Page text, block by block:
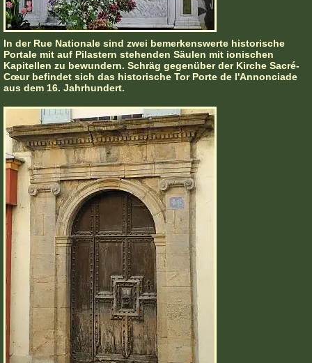
In der Rue Nationale sind zwei bemerkenswerte historische
Portale mit auf Pilastern stehenden Säulen mit ionischen
Kapitellen zu bewundern. Schräg gegenüber der Kirche Sacré-
Cœur befindet sich das historische Tor Porte de l'Annonciade
aus dem 16. Jahrhundert.